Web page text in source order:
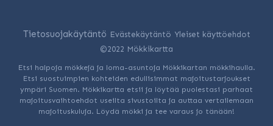
Tietosuojakäytäntö Evästekäytäntö Yleiset käyttöehdot
©2022 Mökkikartta
Etsi halpoja mökkejä ja loma-asuntoja Mökkikartan mökkihaulla.
Etsi suostuimpien kohteiden edullisimmat majoitustarjoukset
ympäri Suomen. Mökkikartta etsii ja löytää puolestasi parhaat
majoitusvaihtoehdot useilta sivustoilta ja auttaa vertailemaan
majoituskuluja. Löydä mökki ja tee varaus jo tänään!